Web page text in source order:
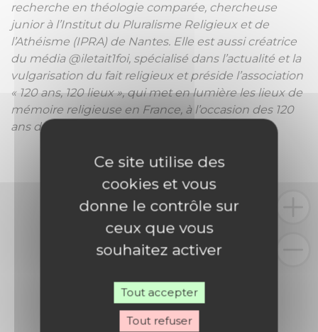
recherche en théologie comparée, chercheuse
junior à l’Institut du Pluralisme Religieux et de
l’Athéisme (IPRA) de Nantes. Elle est aussi créatrice
du média @iletait1foi, spécialisé dans l’actualité et la
vulgarisation du fait religieux et préside l’association
« 120 ans, 120 lieux », qui met en lumière les lieux de
mémoire religieuse en France, à l’occasion des 120
ans de la loi de 1905.
Ce site utilise des
cookies et vous
donne le contrôle sur
ceux que vous
souhaitez activer
Tout accepter
Tout refuser